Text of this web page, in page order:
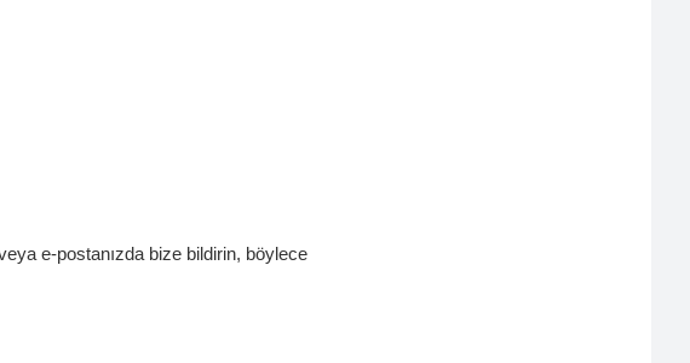
e-postanızda bize bildirin, böylece